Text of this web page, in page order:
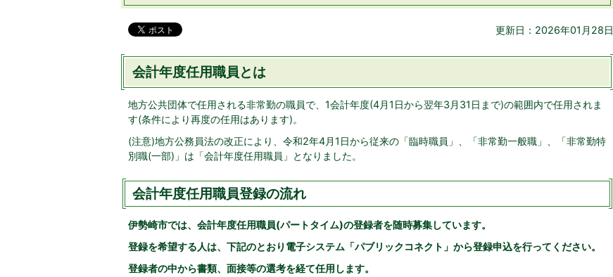
更新日：2026年01月28日
会計年度任用職員とは
地方公共団体で任用される非常勤の職員で、1会計年度(4月1日から翌年3月31日まで)の範囲内で任用されま
す(条件により再度の任用はあります)。
(注意)地方公務員法の改正により、令和2年4月1日から従来の「臨時職員」、「非常勤一般職」、「非常勤特
別職(一部)」は「会計年度任用職員」となりました。
会計年度任用職員登録の流れ
伊勢崎市では、会計年度任用職員(パートタイム)の登録者を随時募集しています。
登録を希望する人は、下記のとおり電子システム「パブリックコネクト」から登録申込を行ってください。
登録者の中から書類、面接等の選考を経て任用します。